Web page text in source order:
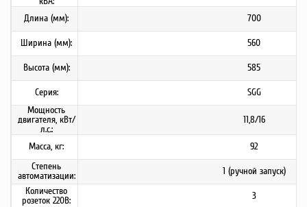
Длина (мм): 700
Ширина (мм): 560
Высота (мм): 585
Серия:
SGG
Мощность
двигателя, кВт/
л.с.:
11,8/16
Масса, кг:
92
Степень
автоматизации:
1 (ручной запуск)
Количество
розеток 220В:
3